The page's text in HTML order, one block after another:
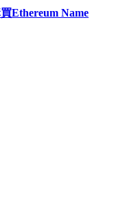
Ethereum Name